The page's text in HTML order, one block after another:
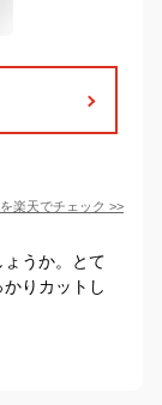
楽天でチェック >>
うか。とて
りカットし